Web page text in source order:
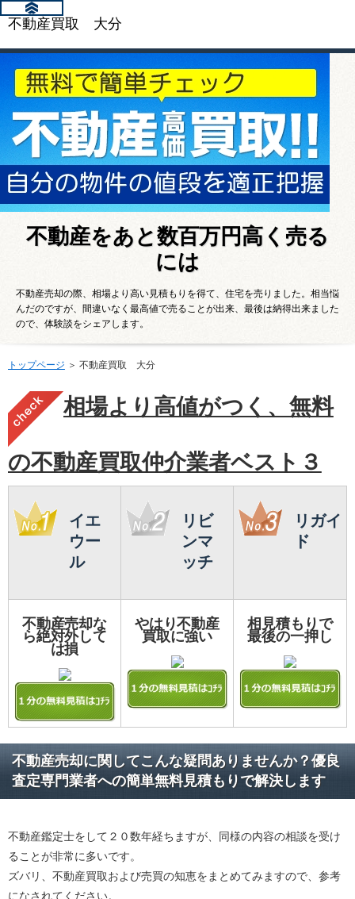
不動産買取 大分
不動産をあと数百万円高く売る
には
不動産売却の際、相場より高い見積もりを得て、住宅を売りました。相当悩
んだのですが、間違いなく最高値で売ることが出来、最後は納得出来ました
ので、体験談をシェアします。
トップページ ＞ 不動産買取 大分
相場より高値がつく、無料
の不動産買取仲介業者ベスト３
イエ
ウー
ル
リビ
ンマ
ッチ
リガイ
ド
不動産売却な
ら絶対外して
は損
やはり不動産
買取に強い
相見積もりで
最後の一押し
不動産売却に関してこんな疑問ありませんか？優良
査定専門業者への簡単無料見積もりで解決します
不動産鑑定士をして２０数年経ちますが、同様の内容の相談を受け
ることが非常に多いです。
ズバリ、不動産買取および売買の知恵をまとめてみますので、参考
になされてください。